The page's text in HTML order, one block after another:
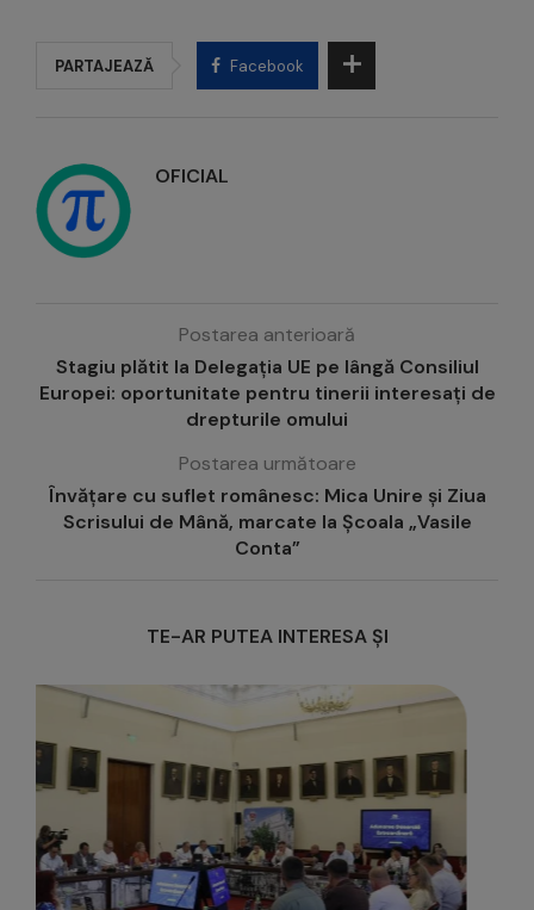
PARTAJEAZĂ Facebook
OFICIAL
Postarea anterioară
Stagiu plătit la Delegația UE pe lângă Consiliul
Europei: oportunitate pentru tinerii interesați de
drepturile omului
Postarea următoare
Învățare cu suflet românesc: Mica Unire și Ziua
Scrisului de Mână, marcate la Școala „Vasile
Conta”
TE-AR PUTEA INTERESA ȘI